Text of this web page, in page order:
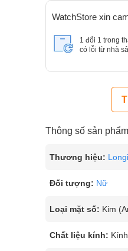
WatchStore xin
1 đổi 1 trong
có lỗi từ nhà
Thông số sản phẩm
Thương hiệu:
Đối tượng: Nữ
Loại mặt số: Kim
Chất liệu kính: